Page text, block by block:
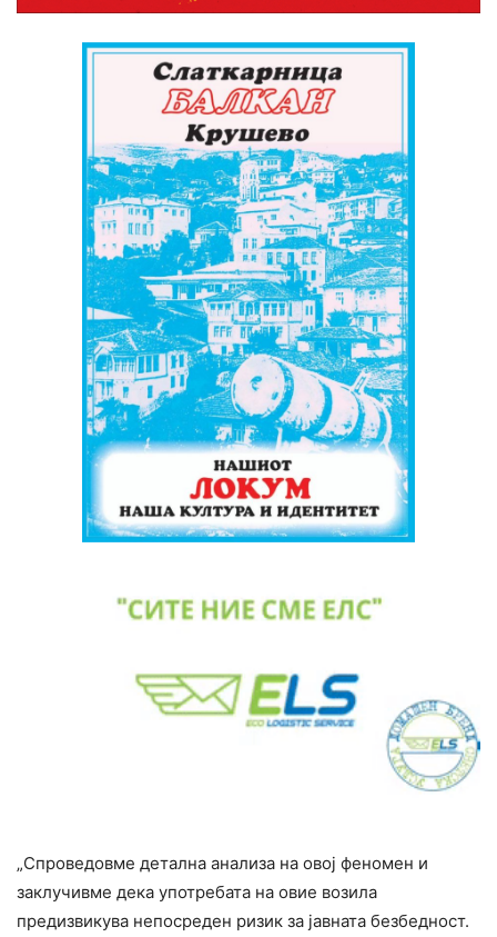
„Спроведовме детална анализа на овој феномен и
заклучивме дека употребата на овие возила
предизвикува непосреден ризик за јавната безбедност.